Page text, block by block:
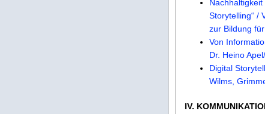
Storytelling“ /
zur Bildung
Von
Dr. Heino
Digital
Wilms,
IV.